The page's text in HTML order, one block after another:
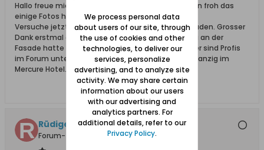
Hallo freue mich ueber die schnelle Antwort und bin froh das
einige Fotos hier gebraucht werden.
Versuche jetzt die Tage nochmehr Fotos hochzuladen. Grosser
Dank erstmal an Marc Malbrok fuer die Info. Das Ga an der
Fasade hatte ich auch vermutet. Aber ich sehe hier sind Profis
im Forum unterwegs. Im August bin ich wieder in Danzig im
Mercure Hotel.
Rüdiger S.
Forum-Teilnehmer
We process personal data
about users of our site, through
the use of cookies and other
technologies, to deliver our
services, personalize
advertising, and to analyze site
activity. We may share certain
information about our users
with our advertising and
analytics partners. For
additional details, refer to our
Privacy Policy.